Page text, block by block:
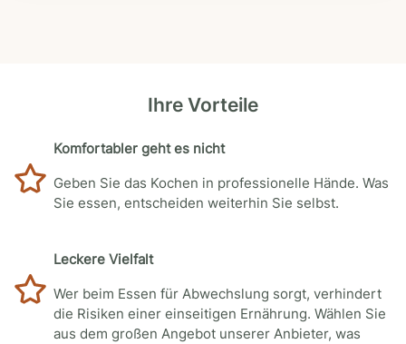
Ihre Vorteile
Komfortabler geht es nicht
Geben Sie das Kochen in professionelle Hände. Was
Sie essen, entscheiden weiterhin Sie selbst.
Leckere Vielfalt
Wer beim Essen für Abwechslung sorgt, verhindert
die Risiken einer einseitigen Ernährung. Wählen Sie
aus dem großen Angebot unserer Anbieter, was